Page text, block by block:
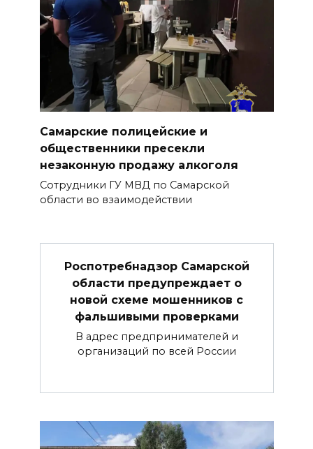
Самарские полицейские и
общественники пресекли
незаконную продажу алкоголя
Сотрудники ГУ МВД по Самарской
области во взаимодействии
Роспотребнадзор Самарской
области предупреждает о
новой схеме мошенников с
фальшивыми проверками
В адрес предпринимателей и
организаций по всей России